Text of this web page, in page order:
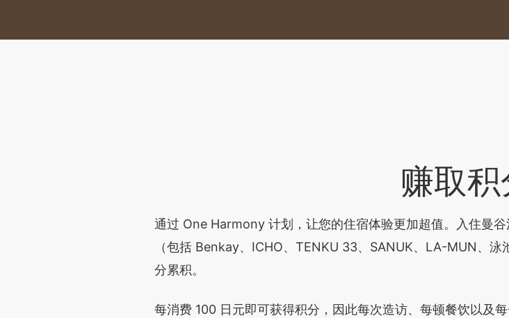
赚取
通过 One Harmony 计划，让您的住宿体验更加超值。入住曼
（包括 Benkay、ICHO、TENKU 33、SANUK、LA-MUN、
分累积。
每消费 100 日元即可获得积分，因此每次造访、每顿餐饮以及